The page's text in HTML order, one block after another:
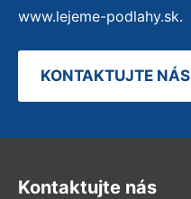
www.lejeme-podlahy.sk.
KONTAKTUJTE NÁS
Kontaktujte nás